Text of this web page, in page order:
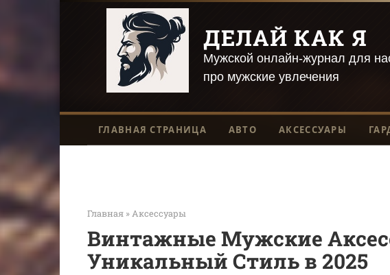
ДЕЛАЙ КАК Я
Мужской онлайн-журнал для
про мужские увлечения
ГЛАВНАЯ СТРАНИЦА АВТО АКСЕССУАРЫ
Главная » Аксессуары
Винтажные Мужские
Уникальный Стиль в 2025